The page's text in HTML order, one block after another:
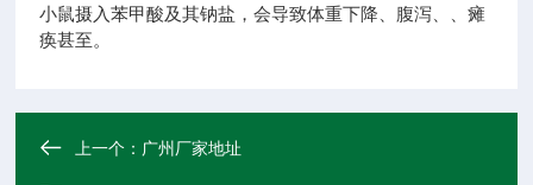
小鼠摄入苯甲酸及其钠盐，会导致体重下降、腹泻、、瘫
痪甚至。
上一个： 广州厂家地址